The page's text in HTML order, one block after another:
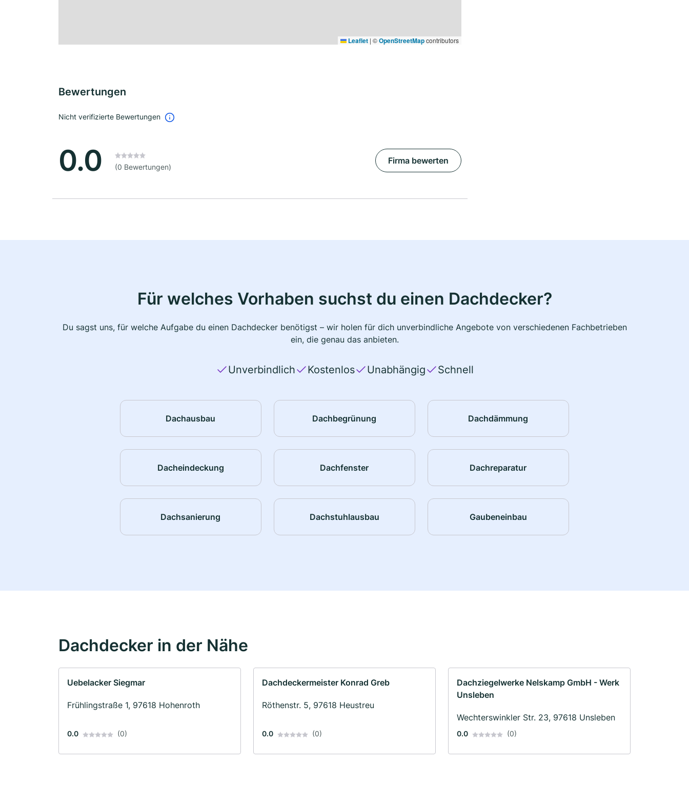
Leaflet | ©OpenStreetMapcontributors
Bewertungen
Nicht verifizierte Bewertungen
0.0 (0 Bewertungen)
Firma bewerten
Für welches Vorhaben suchst du einen Dachdecker?
Du sagst uns, für welche Aufgabe du einen Dachdecker benötigst – wir holen für dich unverbindliche Angebote von verschiedenen Fachbetrieben
ein, die genau das anbieten.
Unverbindlich Kostenlos Unabhängig Schnell
Dachausbau Dachbegrünung Dachdämmung
Dacheindeckung Dachfenster Dachreparatur
Dachsanierung Dachstuhlausbau Gaubeneinbau
Dachdecker in der Nähe
Uebelacker Siegmar
Frühlingstraße 1, 97618 Hohenroth
0.0 (0)
Dachdeckermeister Konrad Greb
Röthenstr. 5, 97618 Heustreu
0.0 (0)
Dachziegelwerke Nelskamp GmbH - Werk
Unsleben
Wechterswinkler Str. 23, 97618 Unsleben
0.0 (0)